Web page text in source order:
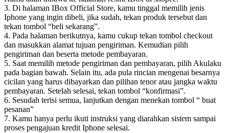
3. Di halaman IBox Official Store, kamu tinggal memilih jenis
Iphone yang ingin dibeli, jika sudah, tekan produk tersebut dan
tekan tombol “beli sekarang”.
4. Pada halaman berikutnya, kamu cukup tekan tombol checkout
dan masukkan alamat tujuan pengiriman. Kemudian pilih
pengiriman dan beserta metode pembayaran.
5. Saat memilih metode pengiriman dan pembayaran, pilih Akulaku
pada bagian bawah. Selain itu, ada pula rincian mengenai besarnya
cicilan yang harus dibayarkan dan pilihan tenor atau jangka waktu
pembayaran. Setelah selesai, tekan tombol “konfirmasi”.
6. Sesudah terisi semua, lanjutkan dengan menekan tombol “ buat
pesanan”
7. Kamu hanya perlu ikuti instruksi yang diarahkan sistem sampai
proses pengajuan kredit Iphone selesai.